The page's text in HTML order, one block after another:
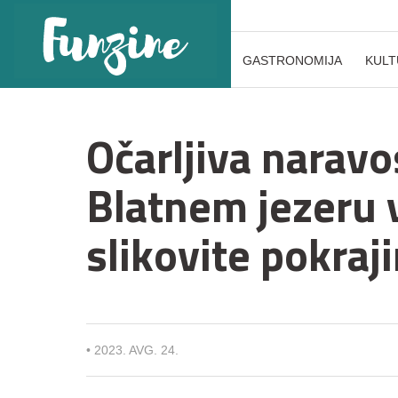
GASTRONOMIJA
Očarljiva
Blatnem jezeru
slikovite
• 2023. AVG. 24.